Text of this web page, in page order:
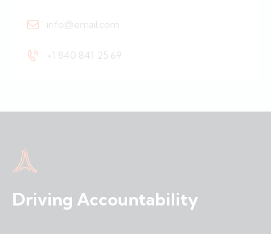
info@email.com
+1 840 841 25 69
Driving Accountability